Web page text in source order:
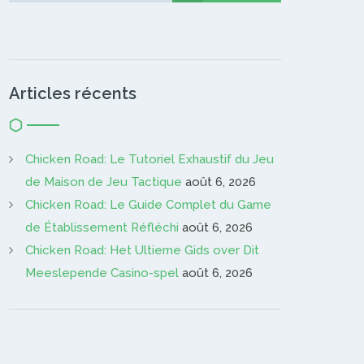
Articles récents
Chicken Road: Le Tutoriel Exhaustif du Jeu
de Maison de Jeu Tactique août 6, 2026
Chicken Road: Le Guide Complet du Game
de Établissement Réfléchi août 6, 2026
Chicken Road: Het Ultieme Gids over Dit
Meeslepende Casino-spel août 6, 2026